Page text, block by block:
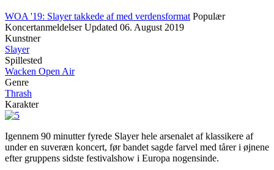
WOA '19: Slayer takkede af med verdensformat Populær
Koncertanmeldelser Updated 06. August 2019
Kunstner
Slayer
Spillested
Wacken Open Air
Genre
Thrash
Karakter
Igennem 90 minutter fyrede Slayer hele arsenalet af klassikere af
under en suveræn koncert, før bandet sagde farvel med tårer i øjnene
efter gruppens sidste festivalshow i Europa nogensinde.